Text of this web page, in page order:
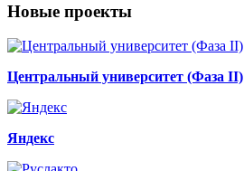
Новые проекты
Центральный университет (Фаза II)
Яндекс